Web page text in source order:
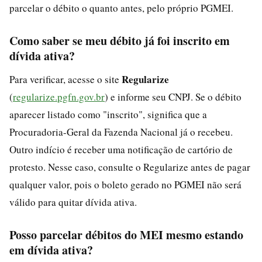
parcelar o débito o quanto antes, pelo próprio PGMEI.
Como saber se meu débito já foi inscrito em
dívida ativa?
Para verificar, acesse o site Regularize
(regularize.pgfn.gov.br) e informe seu CNPJ. Se o débito
aparecer listado como "inscrito", significa que a
Procuradoria-Geral da Fazenda Nacional já o recebeu.
Outro indício é receber uma notificação de cartório de
protesto. Nesse caso, consulte o Regularize antes de pagar
qualquer valor, pois o boleto gerado no PGMEI não será
válido para quitar dívida ativa.
Posso parcelar débitos do MEI mesmo estando
em dívida ativa?